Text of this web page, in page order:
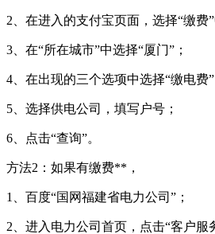
2、在进入的支付宝页面，选择“缴费”
3、在“所在城市”中选择“厦门”；
4、在出现的三个选项中选择“缴电费”
5、选择供电公司，填写户号；
6、点击“查询”。
方法2：如果有缴费**，
1、百度“国网福建省电力公司”；
2、进入电力公司首页，点击“客户服